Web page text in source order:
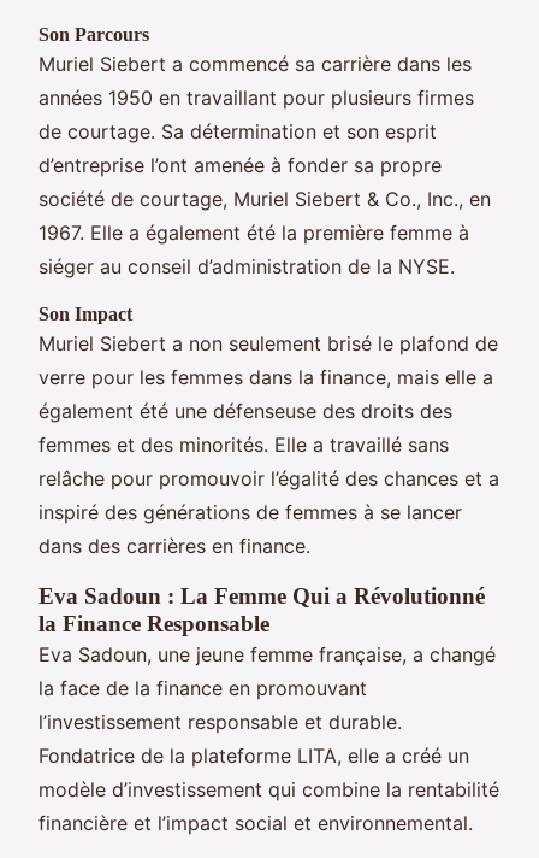
Son Parcours
Muriel Siebert a commencé sa carrière dans les
années 1950 en travaillant pour plusieurs firmes
de courtage. Sa détermination et son esprit
d’entreprise l’ont amenée à fonder sa propre
société de courtage, Muriel Siebert & Co., Inc., en
1967. Elle a également été la première femme à
siéger au conseil d’administration de la NYSE.
Son Impact
Muriel Siebert a non seulement brisé le plafond de
verre pour les femmes dans la finance, mais elle a
également été une défenseuse des droits des
femmes et des minorités. Elle a travaillé sans
relâche pour promouvoir l’égalité des chances et a
inspiré des générations de femmes à se lancer
dans des carrières en finance.
Eva Sadoun : La Femme Qui a Révolutionné
la Finance Responsable
Eva Sadoun, une jeune femme française, a changé
la face de la finance en promouvant
l’investissement responsable et durable.
Fondatrice de la plateforme LITA, elle a créé un
modèle d’investissement qui combine la rentabilité
financière et l’impact social et environnemental.